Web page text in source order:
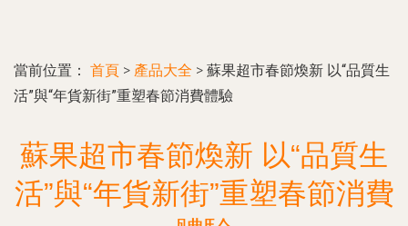
當前位置： 首頁 > 產品大全 > 蘇果超市春節煥新 以“品質生
活”與“年貨新街”重塑春節消費體驗
蘇果超市春節煥新 以“品質生
活”與“年貨新街”重塑春節消費